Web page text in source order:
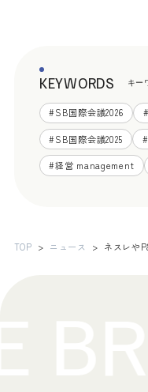
KEYWORDS キー
#SB国際会議2026 #
#SB国際会議2025 #
#経営 management
TOP ニュース ネスレや